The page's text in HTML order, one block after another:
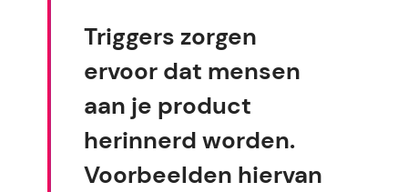
Triggers zorgen
ervoor dat mensen
aan je product
herinnerd worden.
Voorbeelden hiervan